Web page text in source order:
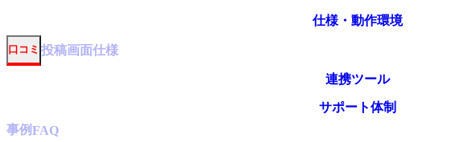
仕様・動作環境
口コミ 投稿画面仕様
連携ツール
サポート体制
事例FAQ